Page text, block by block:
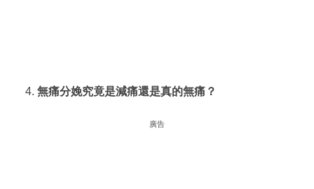
無痛分娩究竟是減痛還是真的無痛？
廣告